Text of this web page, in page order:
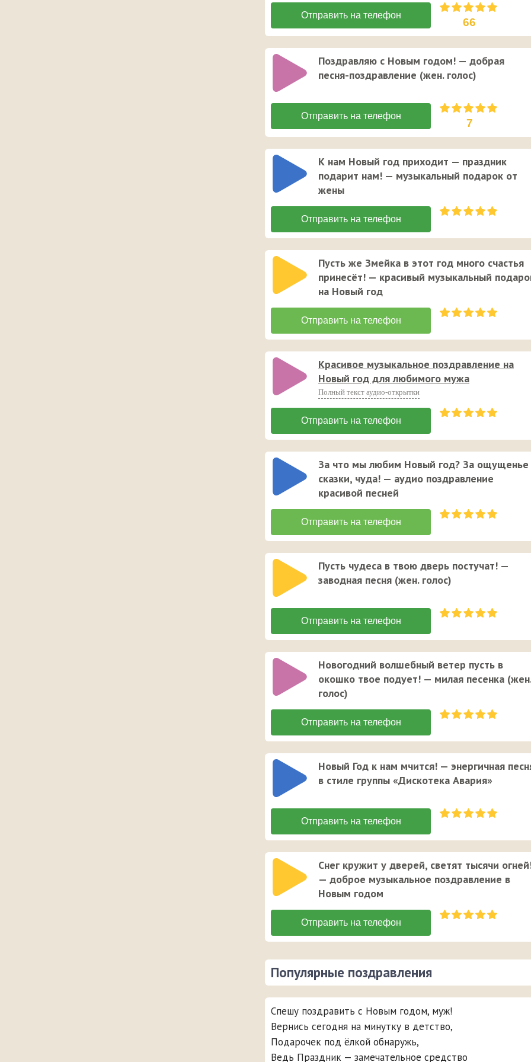
66
Поздравляю с Новым годом! — добрая
песня-поздравление (жен. голос)
7
К нам Новый год приходит — праздник
подарит нам! — музыкальный подарок от
жены
Пусть же Змейка в этот год много счастья
принесёт! — красивый музыкальный
на Новый год
Красивое музыкальное поздравление на
Новый год для любимого мужа
Полный текст аудио-открытки
За что мы любим Новый год? За ощущенье
сказки, чуда! — аудио поздравление
красивой песней
Пусть чудеса в твою дверь постучат! —
заводная песня (жен. голос)
Новогодний волшебный ветер пусть в
окошко твое подует! — милая песенка (жен.
голос)
Новый Год к нам мчится! — энергичная
в стиле группы «Дискотека Авария»
Снег кружит у дверей, светят тысячи
— доброе музыкальное поздравление в
Новым годом
Популярные поздравления
Спешу поздравить с Новым годом, муж!
Вернись сегодня на минутку в детство,
Подарочек под ёлкой обнаружь,
Ведь Праздник — замечательное средство